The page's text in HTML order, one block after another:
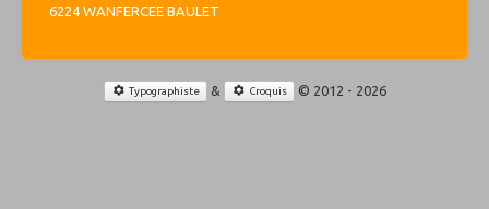
6224 WANFERCEE BAULET
Typographiste & Croquis © 2012 - 2026